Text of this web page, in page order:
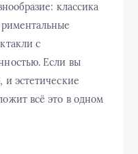
классика
с
Если вы
эстетические
всё это в одном